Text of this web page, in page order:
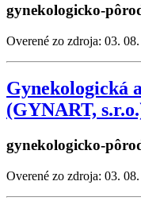
gynekologicko-
Overené zo zdroja: 03.
Gynekologická
(GYNART,
gynekologicko-
Overené zo zdroja: 03.